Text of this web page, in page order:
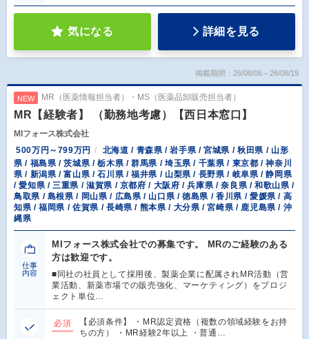
気になる 詳細を見る
掲載期間：26/08/06～26/08/19
NEW MR（医薬情報担当者）・MS（医薬品卸販売担当者）
MR【経験者】 （勤務地考慮）【西日本窓口】
MIフォース株式会社
500万円～799万円
北海道 / 青森県 / 岩手県 / 宮城県 / 秋田県 / 山形
県 / 福島県 / 茨城県 / 栃木県 / 群馬県 / 埼玉県 / 千葉県 / 東京都 / 神奈川
県 / 新潟県 / 富山県 / 石川県 / 福井県 / 山梨県 / 長野県 / 岐阜県 / 静岡県
/ 愛知県 / 三重県 / 滋賀県 / 京都府 / 大阪府 / 兵庫県 / 奈良県 / 和歌山県 /
鳥取県 / 島根県 / 岡山県 / 広島県 / 山口県 / 徳島県 / 香川県 / 愛媛県 / 高
知県 / 福岡県 / 佐賀県 / 長崎県 / 熊本県 / 大分県 / 宮崎県 / 鹿児島県 / 沖
縄県
仕事
内容
MIフォース株式会社での募集です。 MRのご経験のある
方は歓迎です。
■同社の社員として採用後、製薬企業に配属されMR活動（営
業活動、新薬市場での販売強化、マーケティング）をプロジ
ェクト単位…
必須
【必須条件】 ・MR認定資格（複数の領域経験をお持
ちの方） ・MR経験2年以上 ・普通…